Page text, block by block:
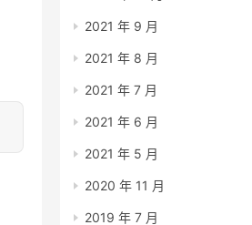
2021 年 9 月
2021 年 8 月
2021 年 7 月
2021 年 6 月
2021 年 5 月
2020 年 11 月
2019 年 7 月